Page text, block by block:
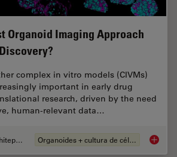
Organoid Imaging Approach
complex in vitro models (CIVMs)
important in early drug
research, driven by the need
human-relevant data…
Whitepaper Organoides + cultura de células 3D